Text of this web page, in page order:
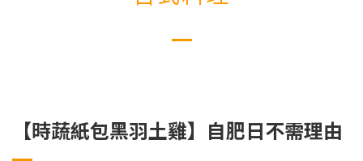
【時蔬紙包黑羽土雞】自肥日不需理由